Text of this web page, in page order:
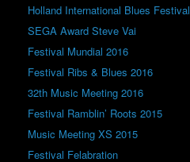
Holland International Blues Festival
SEGA Award Steve Vai
Festival Mundial 2016
Festival Ribs & Blues 2016
32th Music Meeting 2016
Festival Ramblin’ Roots 2015
Music Meeting XS 2015
Festival Felabration